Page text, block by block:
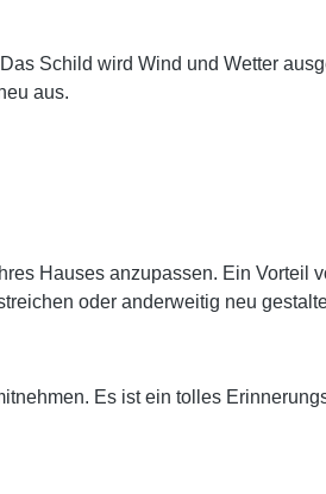
Schild wird Wind und Wetter
aus.
Hauses anzupassen. Ein Vorteil
oder anderweitig neu
Es ist ein tolles